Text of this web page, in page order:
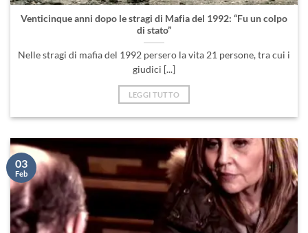
Venticinque anni dopo le stragi di Mafia del 1992: “Fu un colpo
di stato”
Nelle stragi di mafia del 1992 persero la vita 21 persone, tra cui i
giudici [...]
LEGGI TUTTO
03
Feb